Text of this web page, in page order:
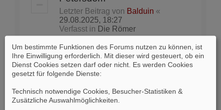
Letzter Beitrag von Balduin «
29.08.2025, 18:27
Verfasst in Die Römer
Lieblingsbeschäftigung der
Partei vor Wahlen in den USA:
das „Gerrymandering“
Letzter Beitrag vonSkeptik«
22.08.2025, 15:20
Verfasst in
Um bestimmte Funktionen des Forums nutzen zu können, ist
Ihre Einwilligung erforderlich. Mit dieser wird gesteuert, ob ein
Dienst Cookies setzen darf oder nicht. Es werden Cookies
gesetzt für folgende Dienste:
Technisch notwendige Cookies, Besucher-Statistiken &
Zusätzliche Auswahlmöglichkeiten